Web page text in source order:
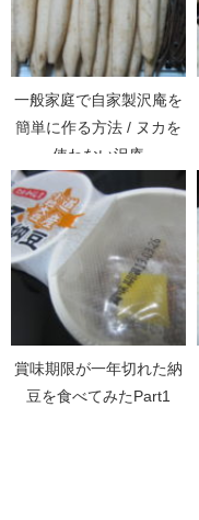
一般家庭で自家製沢庵を
簡単に作る方法 / ヌカを
使わない沢庵
賞味期限が一年切れた納
豆を食べてみたPart1